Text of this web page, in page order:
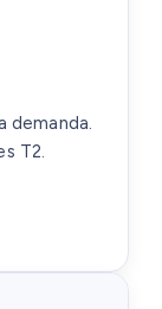
demanda.
T2.